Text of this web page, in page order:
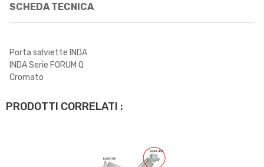
SCHEDA TECNICA
Porta salviette INDA
INDA Serie FORUM Q
Cromato
PRODOTTI CORRELATI :